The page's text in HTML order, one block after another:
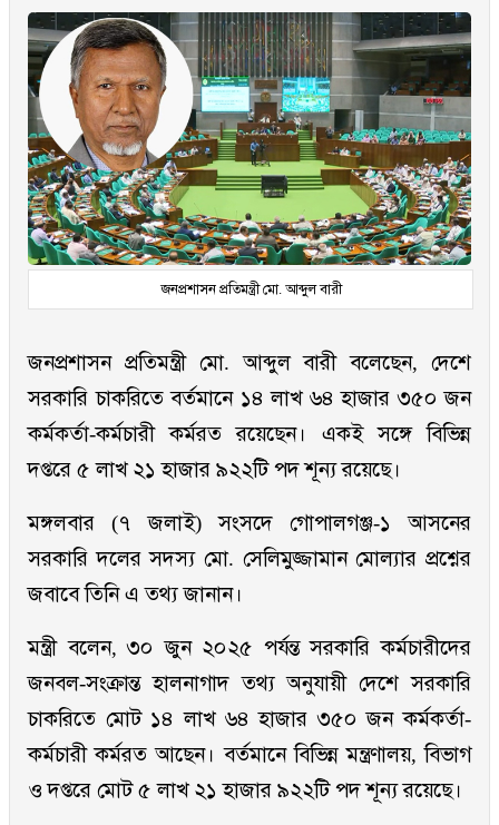
জনপ্রশাসন প্রতিমন্ত্রী মো. আব্দুল বারী
জনপ্রশাসন প্রতিমন্ত্রী মো. আব্দুল বারী বলেছেন, দেশে
সরকারি চাকরিতে বর্তমানে ১৪ লাখ ৬৪ হাজার ৩৫০ জন
কর্মকর্তা-কর্মচারী কর্মরত রয়েছেন। একই সঙ্গে বিভিন্ন
দপ্তরে ৫ লাখ ২১ হাজার ৯২২টি পদ শূন্য রয়েছে।
মঙ্গলবার (৭ জলাই) সংসদে গোপালগঞ্জ-১ আসনের
সরকারি দলের সদস্য মো. সেলিমুজ্জামান মোল্যার প্রশ্নের
জবাবে তিনি এ তথ্য জানান।
মন্ত্রী বলেন, ৩০ জুন ২০২৫ পর্যন্ত সরকারি কর্মচারীদের
জনবল-সংক্রান্ত হালনাগাদ তথ্য অনুযায়ী দেশে সরকারি
চাকরিতে মোট ১৪ লাখ ৬৪ হাজার ৩৫০ জন কর্মকর্তা-
কর্মচারী কর্মরত আছেন। বর্তমানে বিভিন্ন মন্ত্রণালয়, বিভাগ
ও দপ্তরে মোট ৫ লাখ ২১ হাজার ৯২২টি পদ শূন্য রয়েছে।